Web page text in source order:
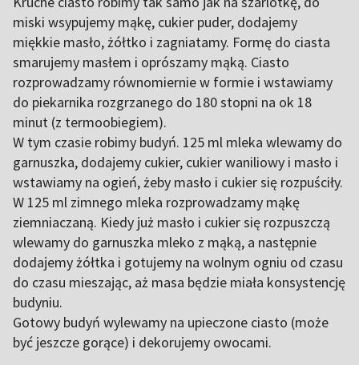
miski wsypujemy mąkę, cukier puder, dodajemy
miękkie masło, żółtko i zagniatamy. Formę do ciasta
smarujemy masłem i oprószamy mąką. Ciasto
rozprowadzamy równomiernie w formie i wstawiamy
do piekarnika rozgrzanego do 180 stopni na ok 18
minut (z termoobiegiem).
W tym czasie robimy budyń. 125 ml mleka wlewamy do
garnuszka, dodajemy cukier, cukier waniliowy i masło i
wstawiamy na ogień, żeby masło i cukier się rozpuściły.
W 125 ml zimnego mleka rozprowadzamy mąkę
ziemniaczaną. Kiedy już masło i cukier się rozpuszczą
wlewamy do garnuszka mleko z mąką, a następnie
dodajemy żółtka i gotujemy na wolnym ogniu od czasu
do czasu mieszając, aż masa będzie miała konsystencję
budyniu.
Gotowy budyń wylewamy na upieczone ciasto (może
być jeszcze gorące) i dekorujemy owocami.